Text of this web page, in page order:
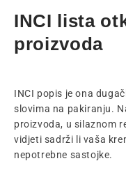
INCI lista
proizvoda
INCI popis je ona
slovima na pakiranju.
proizvoda, u silaznom
vidjeti sadrži li vaša
nepotrebne sastojke.